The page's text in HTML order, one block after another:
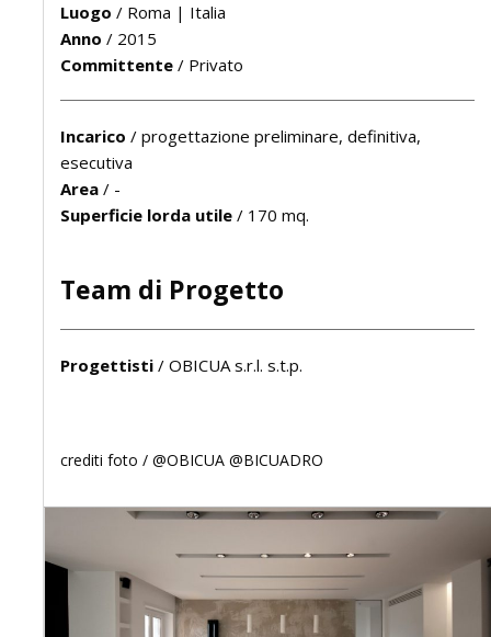
Luogo / Roma | Italia
Anno / 2015
Committente / Privato
Incarico / progettazione preliminare, definitiva,
esecutiva
Area / -
Superficie lorda utile / 170 mq.
Team di Progetto
Progettisti / OBICUA s.r.l. s.t.p.
crediti foto / @OBICUA @BICUADRO